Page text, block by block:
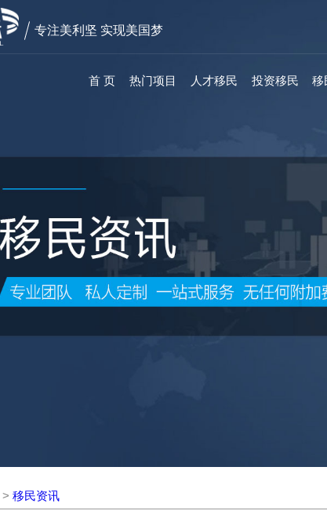
专注美利坚 实现美国梦
首 页 热门项目 人才移民 投资移民 移
>移民资讯